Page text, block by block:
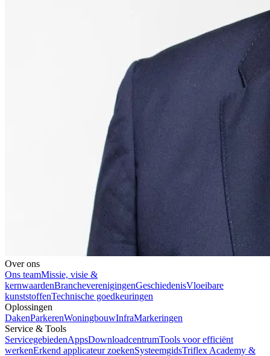
Over ons
Ons teamMissie, visie &
kernwaardenBrancheverenigingenGeschiedenisVloeibare
kunststoffenTechnische goedkeuringen
Oplossingen
DakenParkerenWoningbouwInfraMarkeringen
Service & Tools
ServicegebiedenAppsDownloadcentrumTools voor efficiënt
werkenErkend applicateur zoekenSysteemgidsTriflex Academy &